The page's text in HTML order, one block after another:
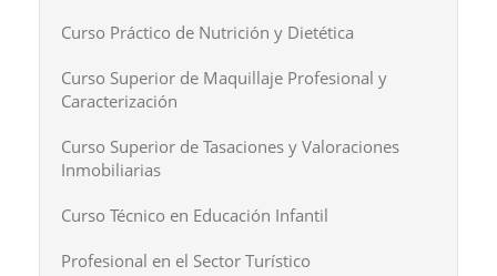
Curso Práctico de Nutrición y Dietética
Curso Superior de Maquillaje Profesional y
Caracterización
Curso Superior de Tasaciones y Valoraciones
Inmobiliarias
Curso Técnico en Educación Infantil
Profesional en el Sector Turístico